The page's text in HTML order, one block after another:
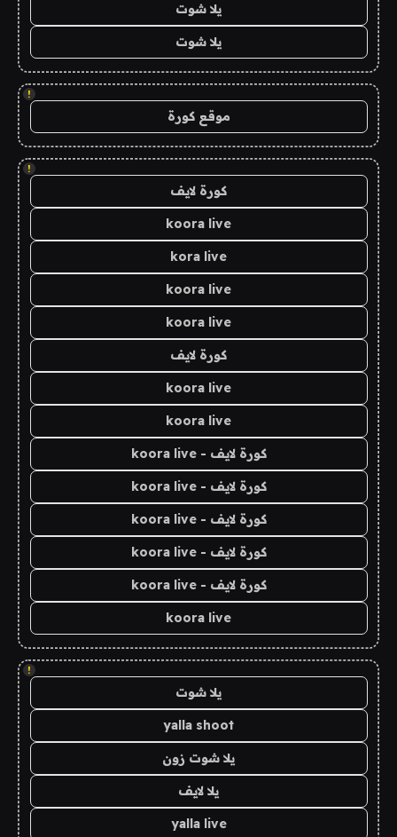
يلا شوت
يلا شوت
!
موقع كورة
!
كورة لايف
koora live
kora live
koora live
koora live
كورة لايف
koora live
koora live
كورة لايف - koora live
كورة لايف - koora live
كورة لايف - koora live
كورة لايف - koora live
كورة لايف - koora live
koora live
!
يلا شوت
yalla shoot
يلا شوت زون
يلا لايف
yalla live